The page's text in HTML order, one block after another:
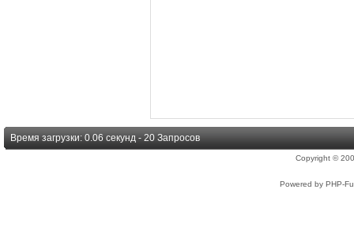
Время загрузки: 0.06 секунд - 20 Запросов
Copyright ©
Powered by PHP-